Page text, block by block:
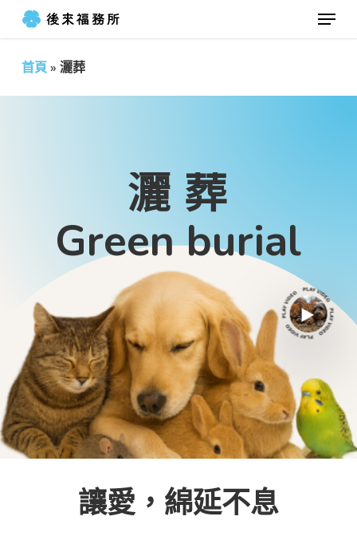
Skip
main
Menu
首頁» 灑葬
灑 葬
Green burial
讓愛，綿延不息